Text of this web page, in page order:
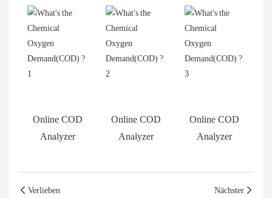
Online COD
Analyzer
Online COD
Analyzer
Online COD
Analyzer
Verlieben Nächster